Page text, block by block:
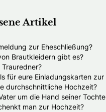
Artikel
zur Eheschließung?
Brautkleidern gibt es?
für eure Einladungskarten
durchschnittliche Hochzeit?
um die Hand seiner
man zur Hochzeit?